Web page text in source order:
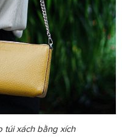
túi xách bằng xích